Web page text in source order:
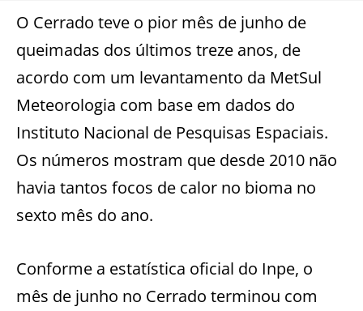
O Cerrado teve o pior mês de junho de
queimadas dos últimos treze anos, de
acordo com um levantamento da MetSul
Meteorologia com base em dados do
Instituto Nacional de Pesquisas Espaciais.
Os números mostram que desde 2010 não
havia tantos focos de calor no bioma no
sexto mês do ano.
Conforme a estatística oficial do Inpe, o
mês de junho no Cerrado terminou com